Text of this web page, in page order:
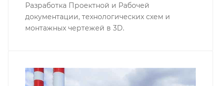
Разработка Проектной и Рабочей
документации, технологических схем и
монтажных чертежей в 3D.